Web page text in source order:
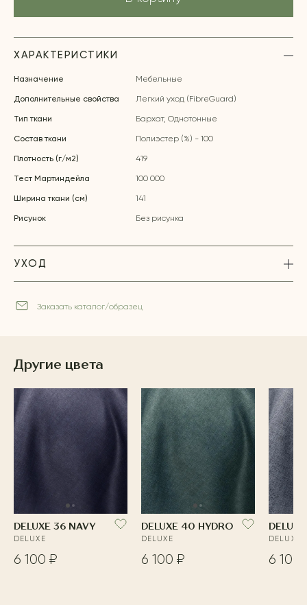
ХАРАКТЕРИСТИКИ
Назначение Мебельные
Дополнительные свойства Легкий уход (FibreGuard)
Тип ткани Бархат, Однотонные
Состав ткани Полиэстер (%) - 100
Плотность (г/м2) 419
Тест Мартиндейла 100 000
Ширина ткани (см) 141
Рисунок Без рисунка
УХОД
Заказать каталог/образец
Другие цвета
DELUXE 36 NAVY
DELUXE
6 100 ₽
DELUXE 40 HYDRO
DELUXE
6 100 ₽
DELUXE
6 100